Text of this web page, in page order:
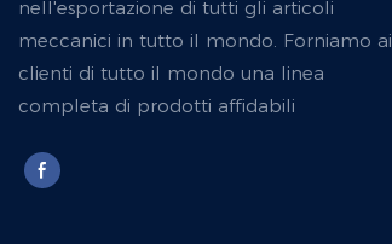
nell'esportazione di tutti gli articoli
meccanici in tutto il mondo. Forniamo ai
clienti di tutto il mondo una linea
completa di prodotti affidabili